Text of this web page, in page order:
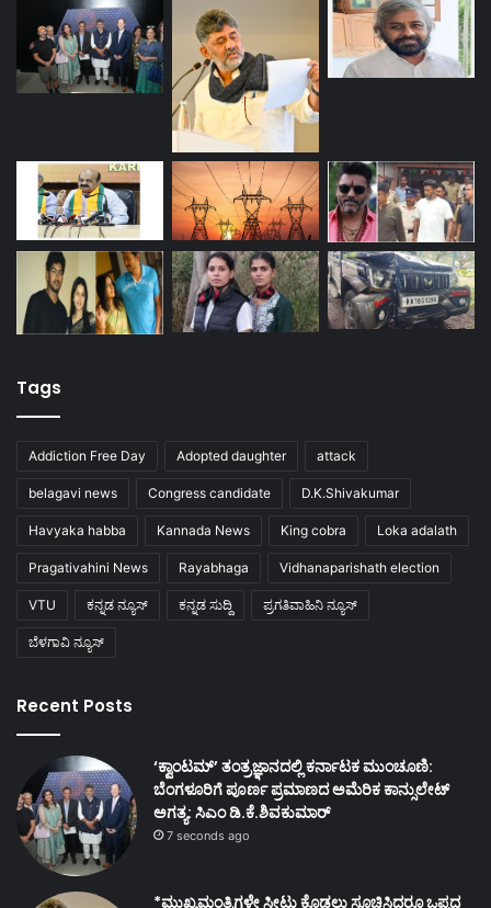
Tags
Addiction Free Day Adopted daughter attack
belagavi news Congress candidate D.K.Shivakumar
Havyaka habba Kannada News King cobra Loka adalath
Pragativahini News Rayabhaga Vidhanaparishath election
VTU ಕನ್ನಡ ನ್ಯೂಸ್ ಕನ್ನಡ ಸುದ್ದಿ ಪ್ರಗತಿವಾಹಿನಿ ನ್ಯೂಸ್
ಬೆಳಗಾವಿ ನ್ಯೂಸ್
Recent Posts
‘ಕ್ವಾಂಟಮ್’ ತಂತ್ರಜ್ಞಾನದಲ್ಲಿ ಕರ್ನಾಟಕ ಮುಂಚೂಣಿ:
ಬೆಂಗಳೂರಿಗೆ ಪೂರ್ಣ ಪ್ರಮಾಣದ ಅಮೆರಿಕ ಕಾನ್ಸುಲೇಟ್
ಅಗತ್ಯ: ಸಿಎಂ ಡಿ.ಕೆ.ಶಿವಕುಮಾರ್
7 seconds ago
*ಮುಖ್ಯಮಂತ್ರಿಗಳೇ ಸೀಟು ಕೊಡಲು ಸೂಚಿಸಿದರೂ ಒಪ್ಪದ